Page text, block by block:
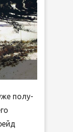
полу-